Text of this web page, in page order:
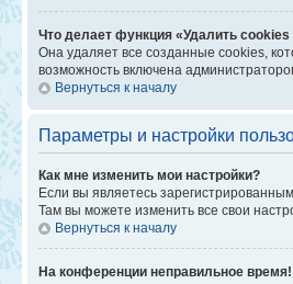
Что делает функция «Удалить
Она удаляет все созданные cookies,
возможность включена
Вернуться к началу
Параметры и настройки
Как мне изменить мои настройки?
Если вы являетесь
Там вы можете изменить все свои
Вернуться к началу
На конференции неправильное время!